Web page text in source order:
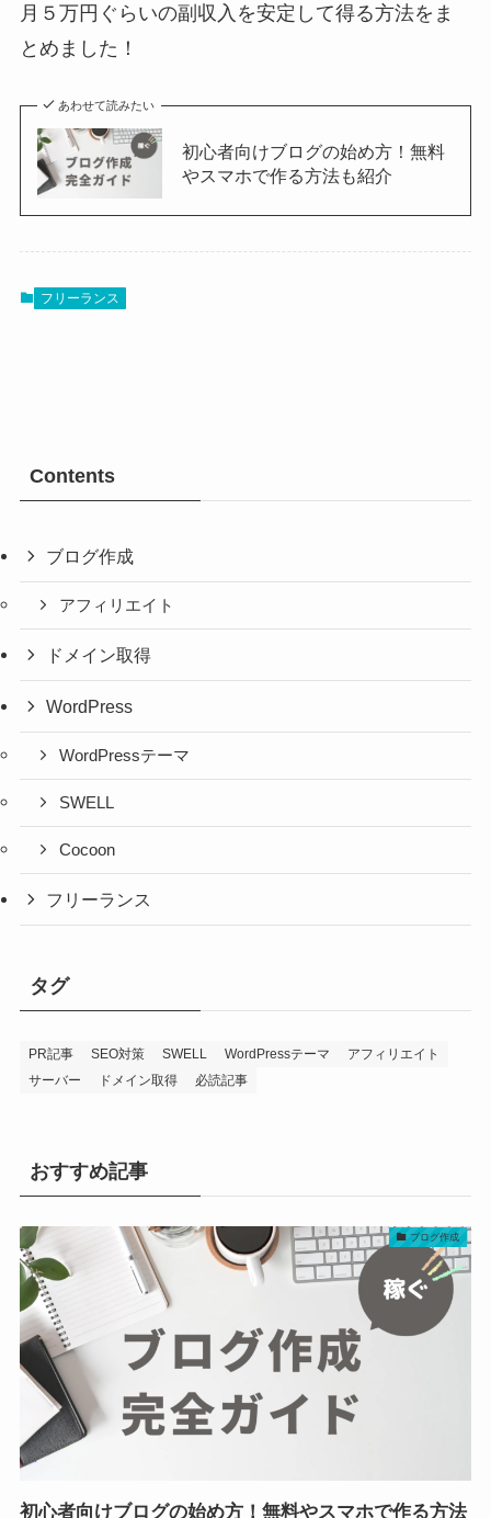
月５万円ぐらいの副収入を安定して得る方法をま
とめました！
あわせて読みたい
初心者向けブログの始め方！無料
やスマホで作る方法も紹介
フリーランス
Contents
ブログ作成
アフィリエイト
ドメイン取得
WordPress
WordPressテーマ
SWELL
Cocoon
フリーランス
タグ
PR記事 SEO対策 SWELL WordPressテーマ
アフィリエイト
サーバー
ドメイン取得 必読記事
おすすめ記事
ブログ作成
初心者向けブログの始め方！無料やスマホで作る方法